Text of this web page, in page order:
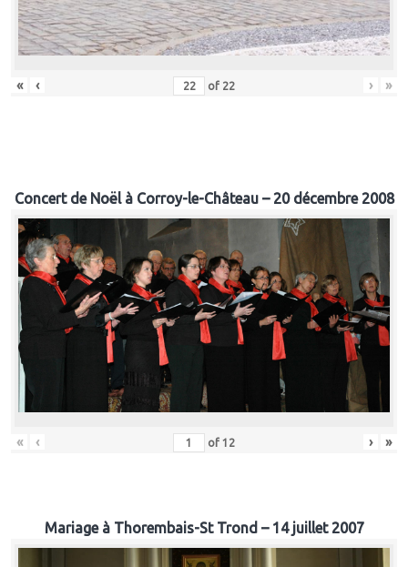
« ‹ of 22 › »
Concert de Noël à Corroy-le-Château – 20 décembre 2008
« ‹ of 12 › »
Mariage à Thorembais-St Trond – 14 juillet 2007